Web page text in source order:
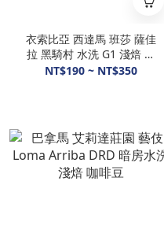
衣索比亞 西達馬 班莎 薩佳
拉 黑騎村 水洗 G1 淺焙 咖
啡豆
NT$190 ~ NT$350